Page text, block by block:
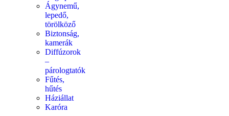
Ágynemű,
lepedő,
törölköző
Biztonság,
kamerák
Diffúzorok
–
párologtatók
Fűtés,
hűtés
Háziállat
Karóra